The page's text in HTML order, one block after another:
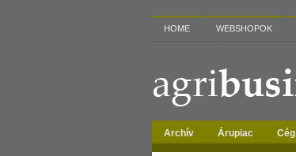
HOME WEBSHOPOK
Archív Árupiac Cég